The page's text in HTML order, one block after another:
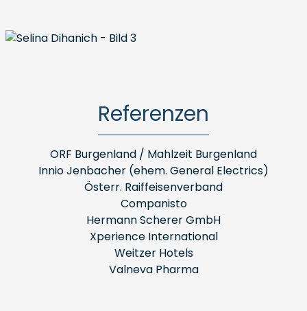
Referenzen
ORF Burgenland / Mahlzeit Burgenland
Innio Jenbacher (ehem. General Electrics)
Österr. Raiffeisenverband
Companisto
Hermann Scherer GmbH
Xperience International
Weitzer Hotels
Valneva Pharma